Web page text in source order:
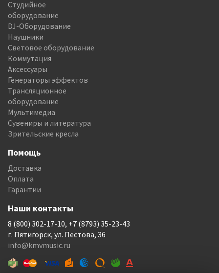
Студийное
оборудование
DJ-Оборудование
Наушники
Световое оборудование
Коммутация
Аксессуары
Генераторы эффектов
Трансляционное
оборудование
Мультимедиа
Сувениры и литература
Зрительские кресла
Помощь
Доставка
Оплата
Гарантии
Наши контакты
8 (800) 302-17-10, +7 (8793) 35-23-43
г. Пятигорск, ул. Пестова, 36
info@kmvmusic.ru